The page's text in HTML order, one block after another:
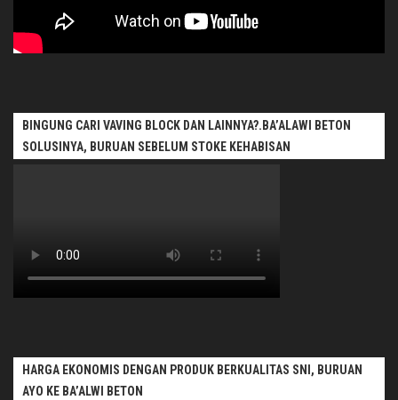
BINGUNG CARI VAVING BLOCK DAN LAINNYA?.BA’ALAWI BETON
SOLUSINYA, BURUAN SEBELUM STOKE KEHABISAN
HARGA EKONOMIS DENGAN PRODUK BERKUALITAS SNI, BURUAN
AYO KE BA’ALWI BETON